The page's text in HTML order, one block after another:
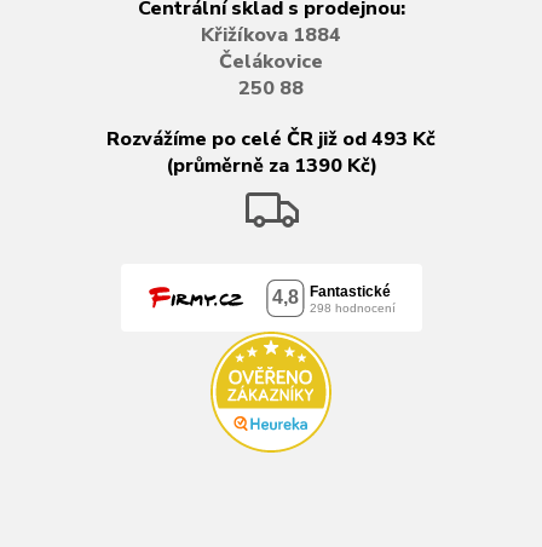
Centrální sklad s prodejnou:
Křižíkova 1884
Čelákovice
250 88
Rozvážíme po celé ČR již od 493 Kč
(průměrně za 1390 Kč)